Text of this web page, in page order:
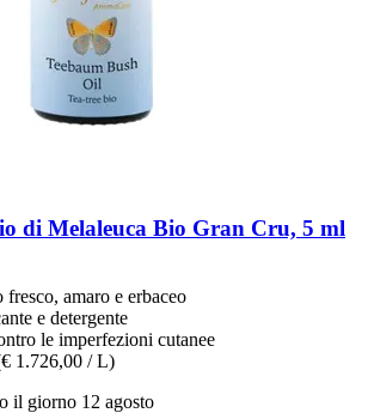
di Melaleuca Bio Gran Cru, 5 ml
fresco, amaro e erbaceo
e detergente
le imperfezioni cutanee
1.726,00 / L)
il giorno 12 agosto